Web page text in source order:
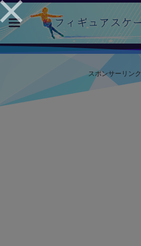
toggle
navigation
スポンサーリンク